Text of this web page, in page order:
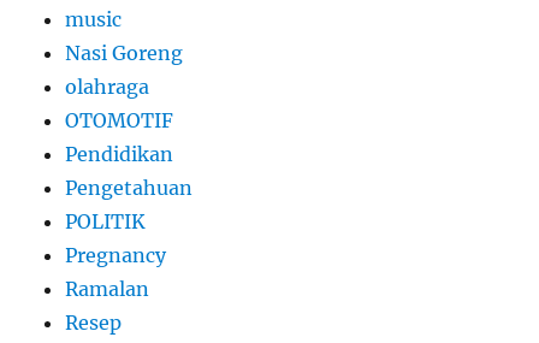
music
Nasi Goreng
olahraga
OTOMOTIF
Pendidikan
Pengetahuan
POLITIK
Pregnancy
Ramalan
Resep